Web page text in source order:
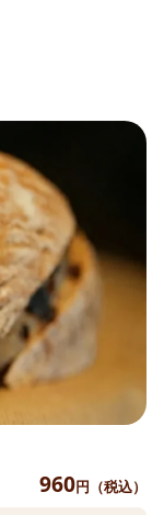
960円（税込）